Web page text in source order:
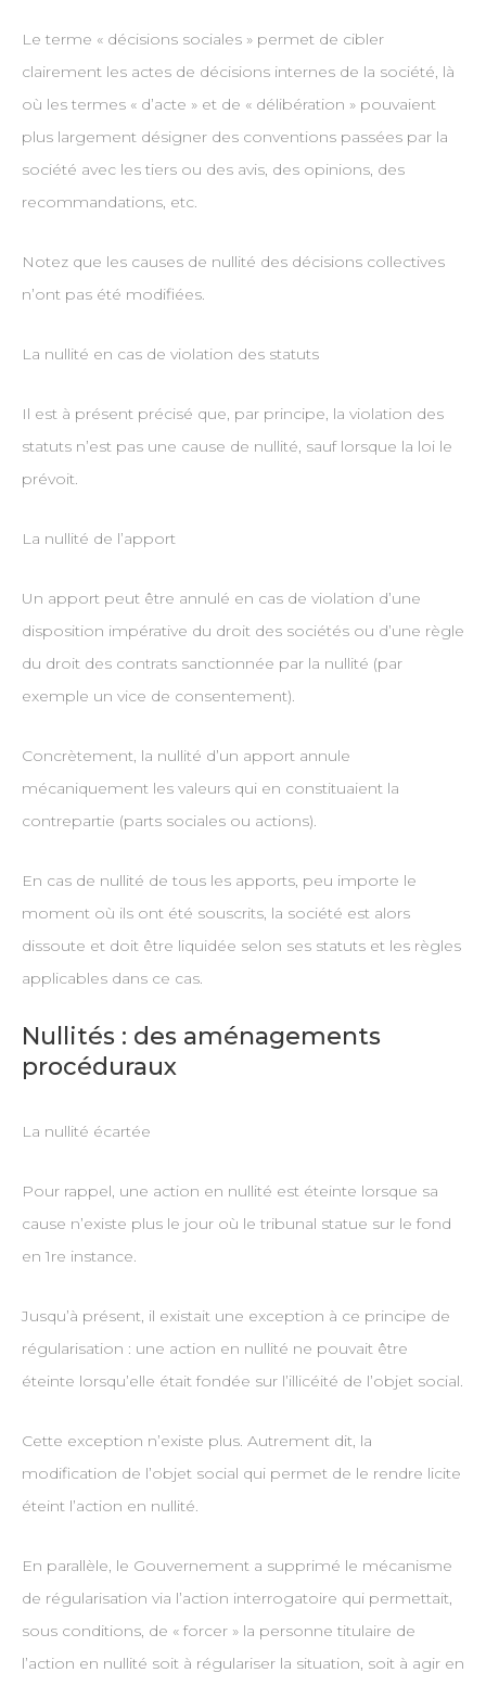
Le terme « décisions sociales » permet de cibler
clairement les actes de décisions internes de la société, là
où les termes « d’acte » et de « délibération » pouvaient
plus largement désigner des conventions passées par la
société avec les tiers ou des avis, des opinions, des
recommandations, etc.
Notez que les causes de nullité des décisions collectives
n’ont pas été modifiées.
La nullité en cas de violation des statuts
Il est à présent précisé que, par principe, la violation des
statuts n’est pas une cause de nullité, sauf lorsque la loi le
prévoit.
La nullité de l’apport
Un apport peut être annulé en cas de violation d’une
disposition impérative du droit des sociétés ou d’une règle
du droit des contrats sanctionnée par la nullité (par
exemple un vice de consentement).
Concrètement, la nullité d’un apport annule
mécaniquement les valeurs qui en constituaient la
contrepartie (parts sociales ou actions).
En cas de nullité de tous les apports, peu importe le
moment où ils ont été souscrits, la société est alors
dissoute et doit être liquidée selon ses statuts et les règles
applicables dans ce cas.
Nullités : des aménagements
procéduraux
La nullité écartée
Pour rappel, une action en nullité est éteinte lorsque sa
cause n’existe plus le jour où le tribunal statue sur le fond
en 1re instance.
Jusqu’à présent, il existait une exception à ce principe de
régularisation : une action en nullité ne pouvait être
éteinte lorsqu’elle était fondée sur l’illicéité de l’objet social.
Cette exception n’existe plus. Autrement dit, la
modification de l’objet social qui permet de le rendre licite
éteint l’action en nullité.
En parallèle, le Gouvernement a supprimé le mécanisme
de régularisation via l’action interrogatoire qui permettait,
sous conditions, de « forcer » la personne titulaire de
l’action en nullité soit à régulariser la situation, soit à agir en